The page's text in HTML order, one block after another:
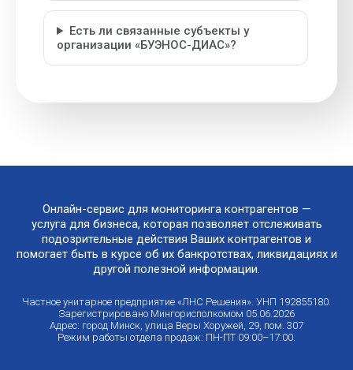
Есть ли связанные субъекты у
организации «БУЭНОС-ДИАС»?
Онлайн-сервис для мониторинга контрагентов —
услуга для бизнеса, которая позволяет отслеживать
подозрительные действия Ваших контрагентов и
помогает быть в курсе об их банкротствах, ликвидациях и
другой полезной информации.
Частное унитарное предприятие «ЛНС Решения». УНП 192855180.
Зарегистрировано Мингорисполкомом 05.06.2026
Адрес: город Минск, улица Веры Хоружей, 29, пом. 307
Режим работы отдела продаж: ПН-ПТ 09:00–17:00.